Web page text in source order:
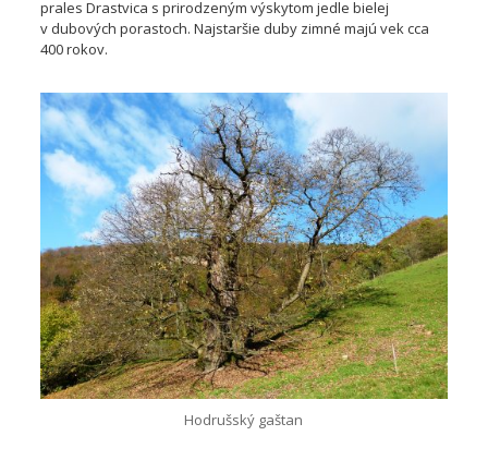
prales Drastvica s prirodzeným výskytom jedle bielej
v dubových porastoch. Najstaršie duby zimné majú vek cca
400 rokov.
Hodrušský gaštan